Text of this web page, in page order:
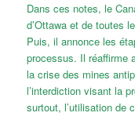
Dans ces notes, le
d’Ottawa et de toutes
Puis, il annonce les
processus. Il réaffirme
la crise des mines
l’interdiction visant la
surtout, l’utilisation de